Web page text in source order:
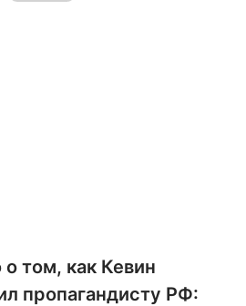
том, как Кевин
пропагандисту РФ: